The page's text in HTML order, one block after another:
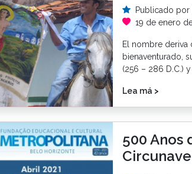
Publicado por
19 de enero
El nombre deriva
bienaventurado,
(256 – 286 D.C.)
Lea má >
500 Anos